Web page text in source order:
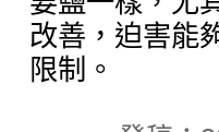
改善，迫害能
限制。